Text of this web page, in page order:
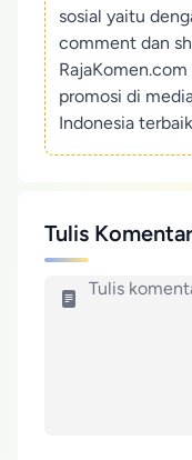
sosial yaitu
comment dan
promosi di
Indonesia
Tulis Komentar